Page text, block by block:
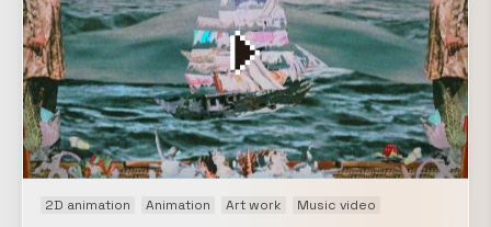
2D animation Animation Art work Music video